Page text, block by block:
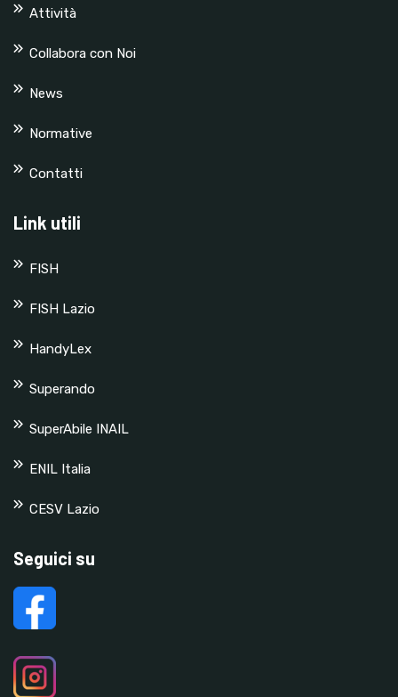
Attività
Collabora con Noi
News
Normative
Contatti
Link utili
FISH
FISH Lazio
HandyLex
Superando
SuperAbile INAIL
ENIL Italia
CESV Lazio
Seguici su